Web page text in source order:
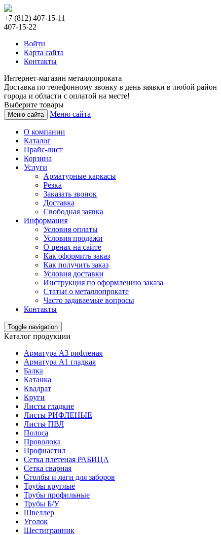
+7 (812) 407-15-11
407-15-22
Войти
Карта сайта
Контакты
Интернет-магазин металлопроката
Доставка по телефонному звонку в день заявки в любой район
города и области с оплатой на месте!
Выберите товары
Меню сайта Меню сайта
О компании
Каталог
Прайс-лист
Корзина
Услуги
Арматурные каркасы
Резка
Заказать звонок
Доставка
Свободная заявка
Информация
Условия оплаты
Условия продажи
О ценах на сайте
Как оформить заказ
Как получить заказ
Условия доставки
Инструкция по оформлению заказа
Статьи о металлопрокате
Часто задаваемые вопросы
Контакты
Toggle navigation
Каталог продукции
Арматура А3 рифленая
Арматура А1 гладкая
Балка
Катанка
Квадрат
Круги
Листы гладкие
Листы РИФЛЕНЫЕ
Листы ПВЛ
Полоса
Проволока
Профнастил
Сетка плетеная РАБИЦА
Сетка сварная
Столбы и лаги для заборов
Трубы круглые
Трубы профильные
Трубы Б/У
Швеллер
Уголок
Шестигранник